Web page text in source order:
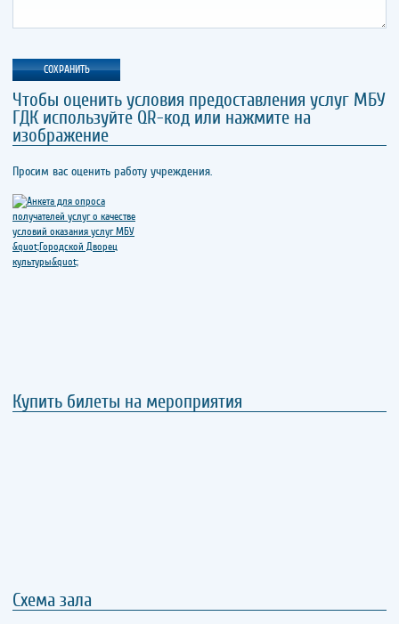
Чтобы оценить условия предоставления услуг МБУ
ГДК используйте QR-код или нажмите на
изображение
Просим вас оценить работу учреждения.
Купить билеты на мероприятия
Схема зала